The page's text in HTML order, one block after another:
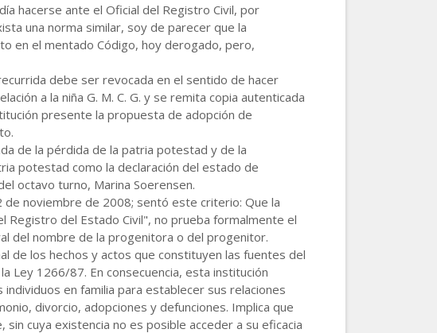
hacerse ante el Oficial del Registro Civil, por
una norma similar, soy de parecer que la
en el mentado Código, hoy derogado, pero,
debe ser revocada en el sentido de hacer
a la niña G. M. C. G. y se remita copia autenticada
presente la propuesta de adopción de
de la pérdida de la patria potestad y de la
potestad como la declaración del estado de
octavo turno, Marina Soerensen.
de noviembre de 2008; sentó este criterio: Que la
Registro del Estado Civil", no prueba formalmente el
del nombre de la progenitora o del progenitor.
de los hechos y actos que constituyen las fuentes del
Ley 1266/87. En consecuencia, esta institución
en familia para establecer sus relaciones
divorcio, adopciones y defunciones. Implica que
cuya existencia no es posible acceder a su eficacia